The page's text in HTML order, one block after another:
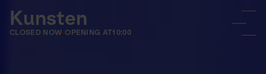
Kunsten
CLOSED NOW OPENING AT10:00